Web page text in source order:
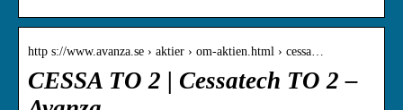
http s://www.avanza.se › aktier › om-aktien.html › cessa…
CESSA TO 2 | Cessatech TO 2 –